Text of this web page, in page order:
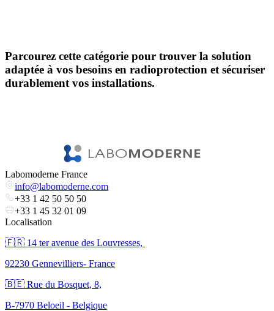
Parcourez cette catégorie pour trouver la solution
adaptée à vos besoins en radioprotection et sécuriser
durablement vos installations.
Labomoderne France
info@labomoderne.com
+33 1 42 50 50 50
+33 1 45 32 01 09
Localisation
🇫🇷 ​14 ter avenue des Louvresses,
92230 Gennevilliers- France
🇧🇪 Rue du Bosquet, 8,
B-7970 Beloeil - Belgique